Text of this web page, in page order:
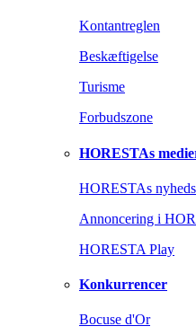
Kontantreglen
Beskæftigelse
Turisme
Forbudszone
HORESTAs
HORESTAs
Annoncering i
HORESTA Play
Konkurrencer
Bocuse d'Or